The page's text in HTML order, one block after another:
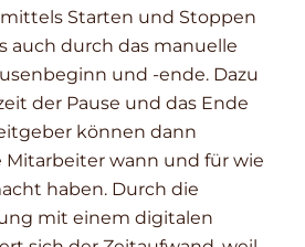
Starten und Stoppen
auch durch das manuelle
und -ende. Dazu
der Pause und das Ende
können dann
Mitarbeiter wann und für wie
haben. Durch die
mit einem digitalen